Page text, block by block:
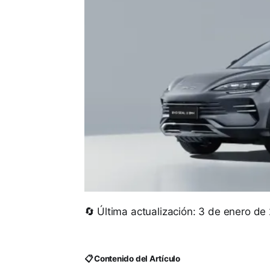
🔄 Última actualización: 3 de enero de
📋 Contenido del Artículo